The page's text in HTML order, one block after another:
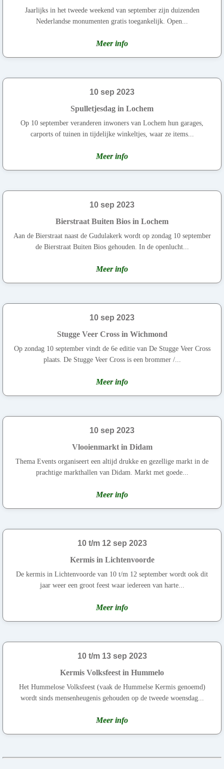
Jaarlijks in het tweede weekend van september zijn duizenden
Nederlandse monumenten gratis toegankelijk. Open...
Meer info
10 sep 2023
Spulletjesdag in Lochem
Op 10 september veranderen inwoners van Lochem hun garages,
carports of tuinen in tijdelijke winkeltjes, waar ze items...
Meer info
10 sep 2023
Bierstraat Buiten Bios in Lochem
Aan de Bierstraat naast de Gudulakerk wordt op zondag 10 september
de Bierstraat Buiten Bios gehouden. In de openlucht...
Meer info
10 sep 2023
Stugge Veer Cross in Wichmond
Op zondag 10 september vindt de 6e editie van De Stugge Veer Cross
plaats. De Stugge Veer Cross is een brommer /...
Meer info
10 sep 2023
Vlooienmarkt in Didam
Thema Events organiseert een altijd drukke en gezellige markt in de
prachtige markthallen van Didam. Markt met goede...
Meer info
10 t/m 12 sep 2023
Kermis in Lichtenvoorde
De kermis in Lichtenvoorde van 10 t/m 12 september wordt ook dit
jaar weer een groot feest waar iedereen van harte...
Meer info
10 t/m 13 sep 2023
Kermis Volksfeest in Hummelo
Het Hummelose Volksfeest (vaak de Hummelse Kermis genoemd)
wordt sinds mensenheugenis gehouden op de tweede woensdag...
Meer info